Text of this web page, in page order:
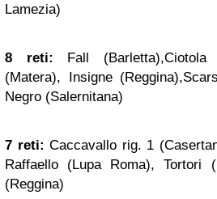
Lamezia)
8 reti: Fall (Barletta),Ciotola
(Matera), Insigne
Negro (Salernitana)
7 reti: Caccavallo rig. 1
Raffaello (Lupa Roma), Tortori
(Reggina)